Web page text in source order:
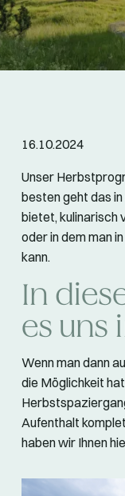
16.10.2024
Unser
besten geht das
bietet, kulinarisch
oder in dem man
kann.
In
es uns
Wenn man dann
die Möglichkeit
Aufenthalt
haben wir Ihnen